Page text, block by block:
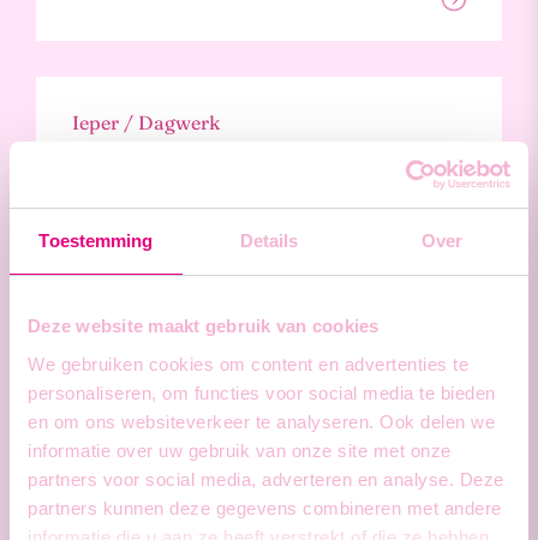
Toestemming Details Over
Deze website maakt gebruik van cookies
We gebruiken cookies om content en advertenties te
personaliseren, om functies voor social media te bieden
en om ons websiteverkeer te analyseren. Ook delen we
informatie over uw gebruik van onze site met onze
partners voor social media, adverteren en analyse. Deze
partners kunnen deze gegevens combineren met andere
Ieper / Dagwerk
Ieper / Dagwerk
Mecanicien Vrachtwagens
Ieper / Dagwerk